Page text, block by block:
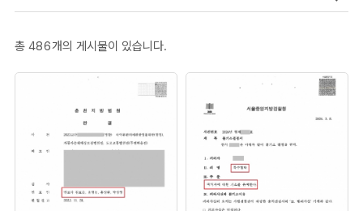
총 486개의 게시물이 있습니다.